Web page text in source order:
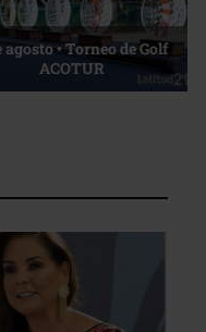
La esencia del servicio